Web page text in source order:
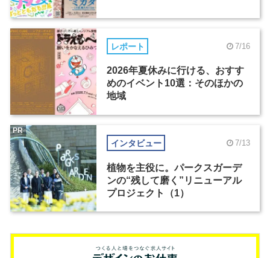
レポート 7/16
2026年夏休みに行ける、おすす
めのイベント10選：そのほかの
地域
インタビュー 7/13
植物を主役に。パークスガーデ
ンの“残して磨く”リニューアル
プロジェクト（1）
PR